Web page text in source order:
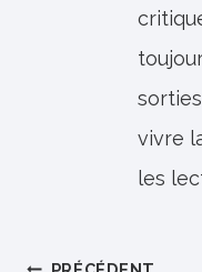
vivre
les